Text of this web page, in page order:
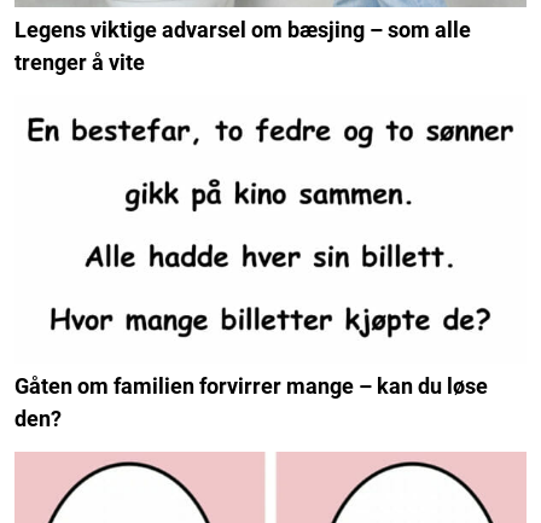
Legens viktige advarsel om bæsjing – som alle
trenger å vite
Gåten om familien forvirrer mange – kan du løse
den?